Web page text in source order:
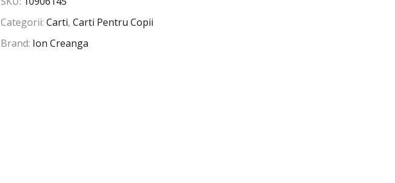
Categorii:Carti,Carti Pentru Copii
Brand: Ion Creanga